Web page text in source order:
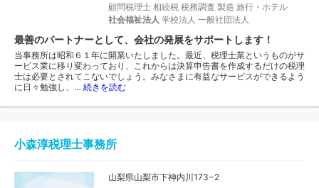
顧問税理士 相続税 税務調査 製造 旅行・ホテル
社会福祉法人 学校法人 一般社団法人
最善のパートナーとして、会社の発展をサポートします！
当事務所は昭和６１年に開業いたしました。最近、税理士業というものがサ
ービス業に移り変わっており、これからは決算申告書を作成するだけの税理
士は必要とされてこないでしょう。みなさまに有益なサービスができるよう
に日々勉強し、… 続きを読む
小森淳税理士事務所
山梨県山梨市下神内川173−2